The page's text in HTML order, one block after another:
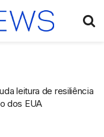
leitura de resiliência
dos EUA